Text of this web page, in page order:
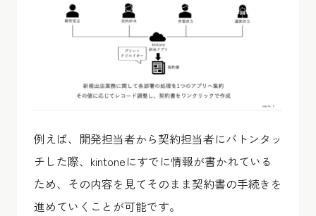
例えば、開発担当者から契約担当者にバトンタッ
チした際、kintoneにすでに情報が書かれている
ため、その内容を見てそのまま契約書の手続きを
進めていくことが可能です。